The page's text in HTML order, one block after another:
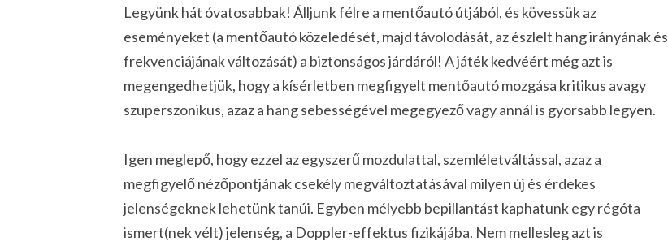
Legyünk hát óvatosabbak! Álljunk félre a mentőautó útjából, és kövessük az
eseményeket (a mentőautó közeledését, majd távolodását, az észlelt hang irányának és
frekvenciájának változását) a biztonságos járdáról! A játék kedvéért még azt is
megengedhetjük, hogy a kísérletben megfigyelt mentőautó mozgása kritikus avagy
szuperszonikus, azaz a hang sebességével megegyező vagy annál is gyorsabb legyen.
Igen meglepő, hogy ezzel az egyszerű mozdulattal, szemléletváltással, azaz a
megfigyelő nézőpontjának csekély megváltoztatásával milyen új és érdekes
jelenségeknek lehetünk tanúi. Egyben mélyebb bepillantást kaphatunk egy régóta
ismert(nek vélt) jelenség, a Doppler-effektus fizikájába. Nem mellesleg azt is